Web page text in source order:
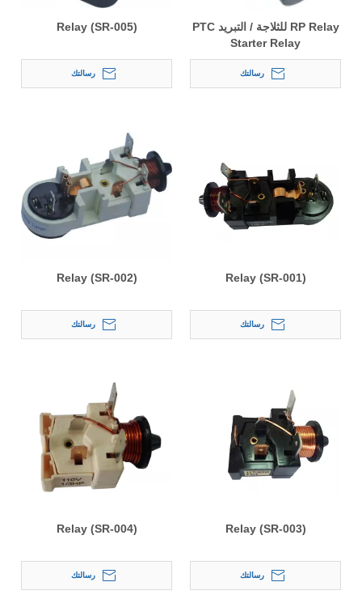
RP Relay للثلاجة / التبريد PTC
Starter Relay
رسالتك
Relay (SR-005)
رسالتك
Relay (SR-001)
رسالتك
Relay (SR-002)
رسالتك
Relay (SR-003)
رسالتك
Relay (SR-004)
رسالتك